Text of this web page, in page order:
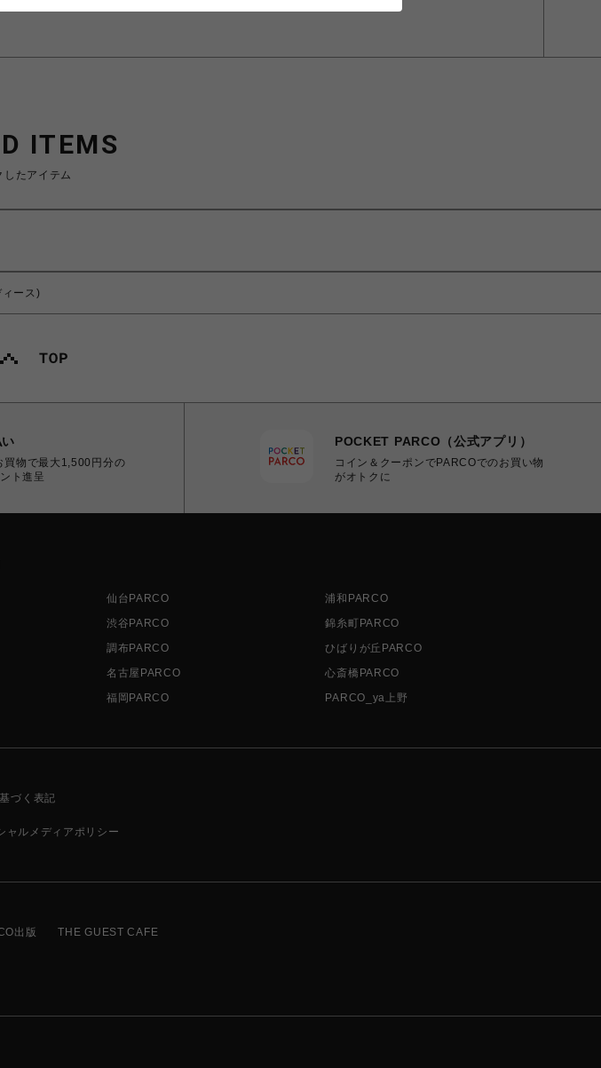
ITEMS
したアイテム
ース)
買物で最大1,500円分の
ト進呈
POCKET PARCO（公式アプリ）
コイン＆クーポンでPARCOでのお買い物
がオトクに
仙台PARCO
浦和PARCO
渋谷PARCO
錦糸町PARCO
調布PARCO
ひばりが丘PARCO
名古屋PARCO
心斎橋PARCO
福岡PARCO PARCO_ya上野
づく表記
ャルメディアポリシー
出版 THE GUEST CAFE